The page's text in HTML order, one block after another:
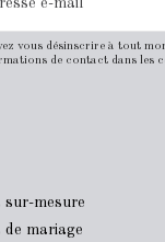
vous désinscrire à tout
de contact dans les
mesure
mariage